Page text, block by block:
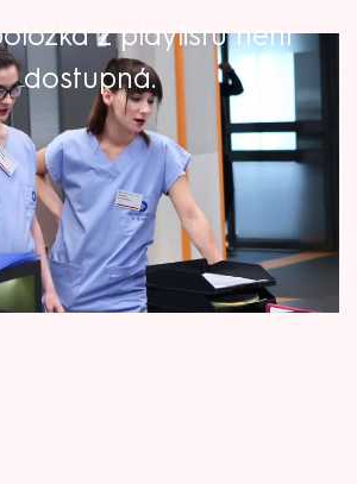
Karlovy Vary
z playlistu není
dostupná.
nyní!